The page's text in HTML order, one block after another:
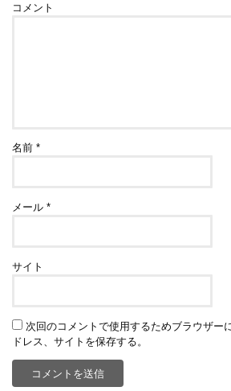
コメント
名前*
メール*
サイト
次回のコメントで使用するためブラウザー
ドレス、サイトを保存する。